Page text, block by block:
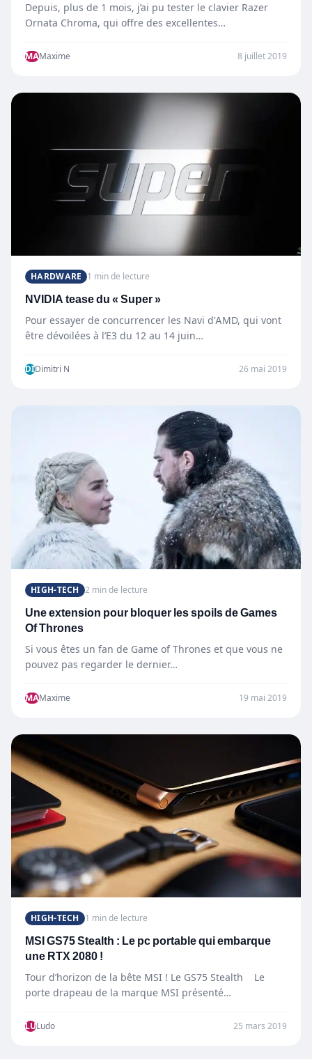
Depuis, plus de 1 mois, j’ai pu tester le clavier Razer
Ornata Chroma, qui offre des excellentes
MAMaxime 8 juillet 2019
HARDWARE 1 min de lecture
NVIDIA tease du « Super »
Pour essayer de concurrencer les Navi d’AMD, qui vont
être dévoilées à l’E3 du 12 au 14 juin…
DIDimitri N 26 mai 2019
HIGH-TECH 2 min de lecture
Une extension pour bloquer les spoils de Games
Of Thrones
Si vous êtes un fan de Game of Thrones et que vous ne
pouvez pas regarder le dernier…
MAMaxime 19 mai 2019
HIGH-TECH 1 min de lecture
MSI GS75 Stealth : Le pc portable qui embarque
une RTX 2080 !
Tour d’horizon de la bête MSI ! Le GS75 Stealth Le
porte drapeau de la marque MSI présenté…
LULudo 25 mars 2019